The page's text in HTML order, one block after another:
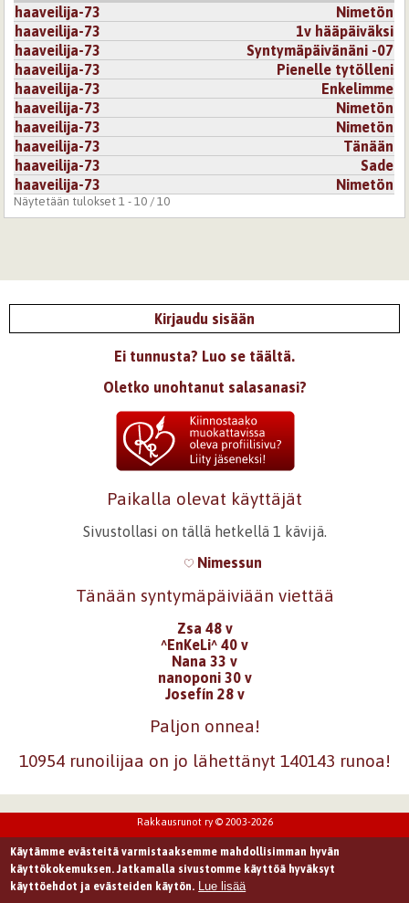
haaveilija-73
Nimetön
haaveilija-73
1v hääpäiväksi
haaveilija-73
Syntymäpäivänäni -07
haaveilija-73
Pienelle tytölleni
haaveilija-73
Enkelimme
haaveilija-73
Nimetön
haaveilija-73
Nimetön
haaveilija-73
Tänään
haaveilija-73
Sade
haaveilija-73
Nimetön
Näytetään tulokset 1 - 10 / 10
Kirjaudu sisään
Ei tunnusta? Luo se täältä.
Oletko unohtanut salasanasi?
Paikalla olevat käyttäjät
Sivustollasi on tällä hetkellä 1 kävijä.
Nimessun
Tänään syntymäpäiviään viettää
Zsa 48 v
^EnKeLi^ 40 v
Nana 33 v
nanoponi 30 v
Josefín 28 v
Paljon onnea!
10954 runoilijaa on jo lähettänyt 140143 runoa!
Rakkausrunot ry © 2003-2026
Käytämme evästeitä varmistaaksemme mahdollisimman hyvän
käyttökokemuksen. Jatkamalla sivustomme käyttöä hyväksyt
käyttöehdot ja evästeiden käytön. Lue lisää